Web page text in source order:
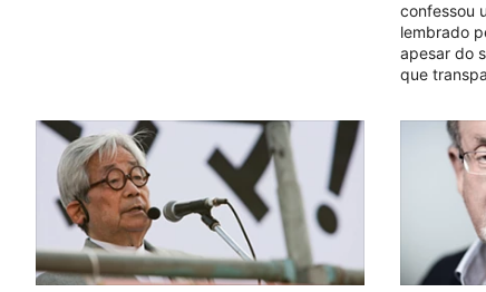
confessou
lembrado
apesar do
que